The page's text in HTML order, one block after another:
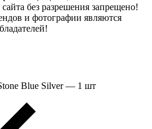
без разрешения запрещено!
и фотографии являются
Blue Silver — 1 шт